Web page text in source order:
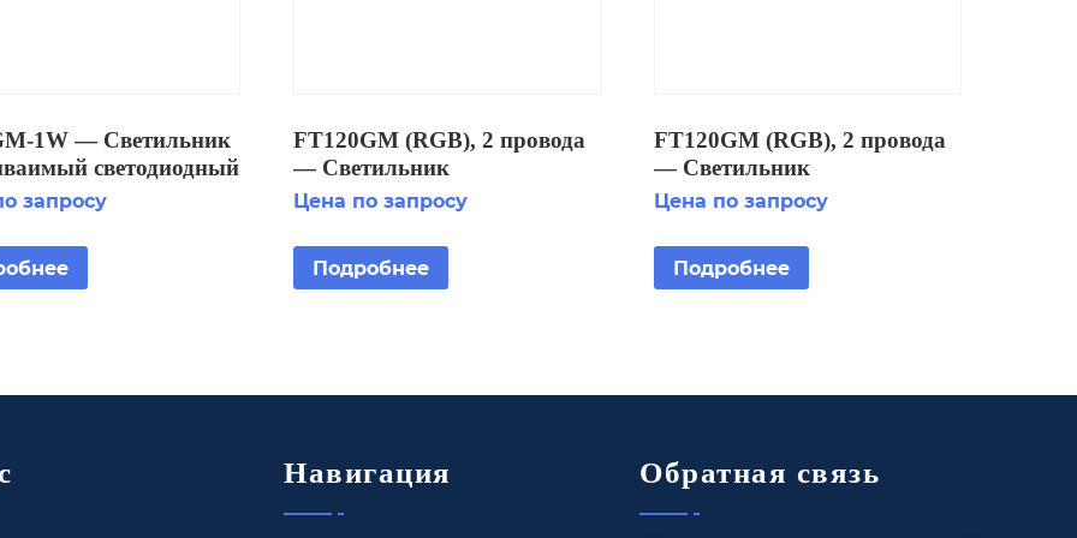
1W — Светильник
светодиодный
IP68
запросу
FT120GM (RGB), 2 провода
— Светильник
встраиваимый светодиодный
Цена по запросу
Подробнее
FT120GM (RGB), 2 провода
— Светильник
встраиваимый светодиодный
Цена по запросу
Подробнее
Навигация Обратная связь